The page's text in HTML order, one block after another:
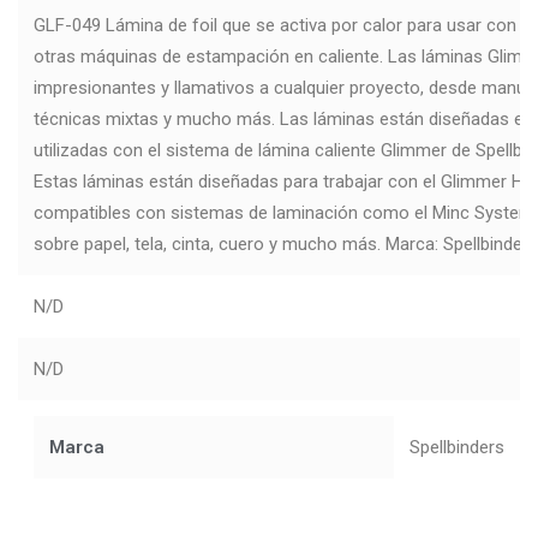
GLF-049 Lámina de foil que se activa por calor para usar con
otras máquinas de estampación en caliente. Las láminas
impresionantes y llamativos a cualquier proyecto, desde
técnicas mixtas y mucho más. Las láminas están diseñadas
utilizadas con el sistema de lámina caliente Glimmer de
Estas láminas están diseñadas para trabajar con el Glimmer
compatibles con sistemas de laminación como el Minc
sobre papel, tela, cinta, cuero y mucho más. Marca: Spellbinders
N/D
N/D
Marca Spellbinders